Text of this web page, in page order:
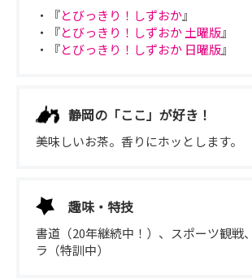
・『とびっきり！しずおか』
・『とびっきり！しずおか 土曜版』
・『とびっきり！しずおか 日曜版』
静岡の「ここ」が好き！
美味しいお茶。香りにホッとします。
趣味・特技
書道（20年継続中！）、スポーツ観戦
ラ（特訓中）